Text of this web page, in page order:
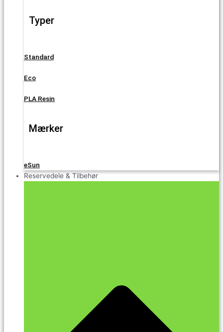
Typer
Standard
Eco
PLA Resin
Mærker
eSun
Reservedele & Tilbehør